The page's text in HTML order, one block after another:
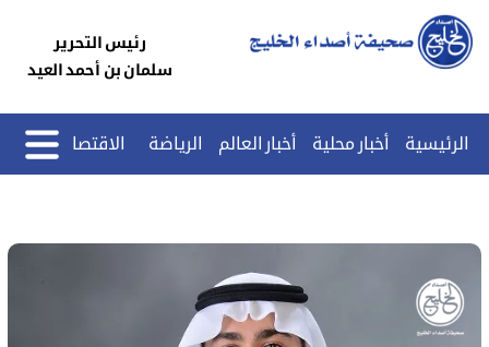
رئيس التحرير
سلمان بن أحمد العيد
الرئيسية أخبار محلية أخبار العالم الرياضة الاقتصاد